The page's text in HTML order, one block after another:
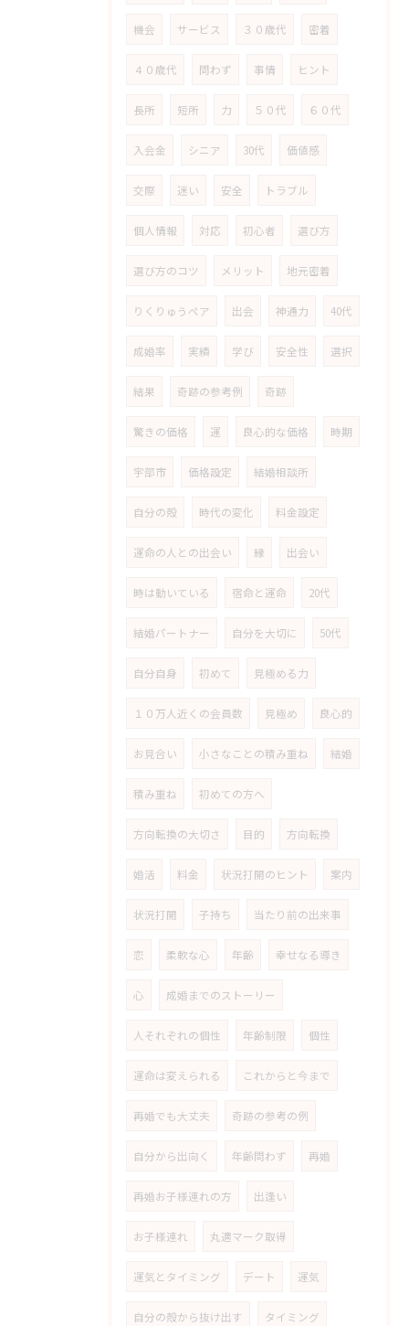
機会 サービス ３０歳代 密着
４０歳代 問わず 事情 ヒント
長所 短所 力 ５０代 ６０代
入会金 シニア 30代 価値感
交際 迷い 安全 トラブル
個人情報 対応 初心者 選び方
選び方のコツ メリット 地元密着
りくりゅうペア 出会 神通力 40代
成婚率 実績 学び 安全性 選択
結果 奇跡の参考例 奇跡
驚きの価格 運 良心的な価格 時期
宇部市 価格設定 結婚相談所
自分の殻 時代の変化 料金設定
運命の人との出会い 縁 出会い
時は動いている 宿命と運命 20代
結婚パートナー 自分を大切に 50代
自分自身 初めて 見極める力
１０万人近くの会員数 見極め 良心的
お見合い 小さなことの積み重ね 結婚
積み重ね 初めての方へ
方向転換の大切さ 目的 方向転換
婚活 料金 状況打開のヒント 案内
状況打開 子持ち 当たり前の出来事
恋 柔軟な心 年齢 幸せなる導き
心 成婚までのストーリー
人それぞれの個性 年齢制限 個性
運命は変えられる これからと今まで
再婚でも大丈夫 奇跡の参考の例
自分から出向く 年齢問わず 再婚
再婚お子様連れの方 出逢い
お子様連れ 丸適マーク取得
運気とタイミング デート 運気
自分の殻から抜け出す タイミング